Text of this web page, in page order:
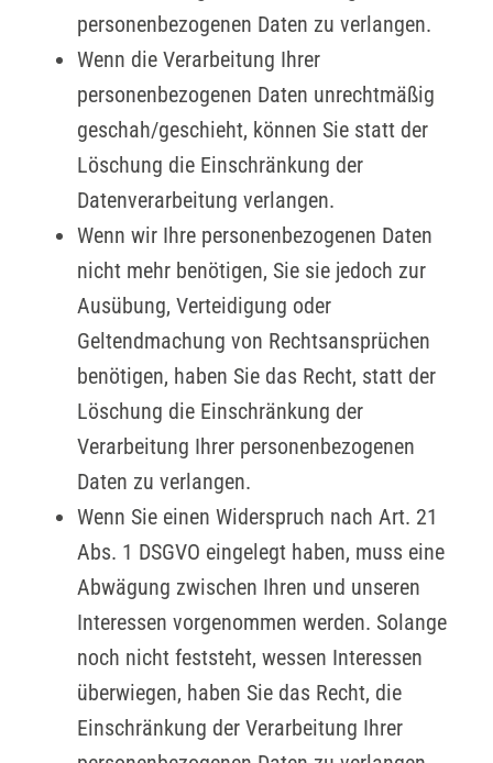
personenbezogenen Daten zu verlangen.
Wenn die Verarbeitung Ihrer
personenbezogenen Daten unrechtmäßig
geschah/geschieht, können Sie statt der
Löschung die Einschränkung der
Datenverarbeitung verlangen.
Wenn wir Ihre personenbezogenen Daten
nicht mehr benötigen, Sie sie jedoch zur
Ausübung, Verteidigung oder
Geltendmachung von Rechtsansprüchen
benötigen, haben Sie das Recht, statt der
Löschung die Einschränkung der
Verarbeitung Ihrer personenbezogenen
Daten zu verlangen.
Wenn Sie einen Widerspruch nach Art. 21
Abs. 1 DSGVO eingelegt haben, muss eine
Abwägung zwischen Ihren und unseren
Interessen vorgenommen werden. Solange
noch nicht feststeht, wessen Interessen
überwiegen, haben Sie das Recht, die
Einschränkung der Verarbeitung Ihrer